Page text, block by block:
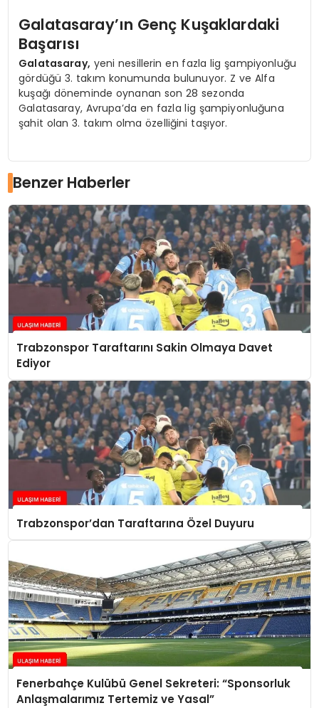
Galatasaray’ın Genç Kuşaklardaki
Başarısı
Galatasaray, yeni nesillerin en fazla lig şampiyonluğu
gördüğü 3. takım konumunda bulunuyor. Z ve Alfa
kuşağı döneminde oynanan son 28 sezonda
Galatasaray, Avrupa’da en fazla lig şampiyonluğuna
şahit olan 3. takım olma özelliğini taşıyor.
Benzer Haberler
Trabzonspor Taraftarını Sakin Olmaya Davet
Ediyor
Trabzonspor’dan Taraftarına Özel Duyuru
Fenerbahçe Kulübü Genel Sekreteri: “Sponsorluk
Anlaşmalarımız Tertemiz ve Yasal”